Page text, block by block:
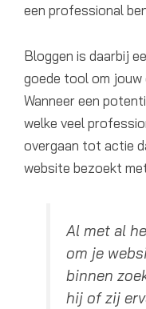
een professional
Bloggen is daarbij
goede tool om jouw
Wanneer een
welke veel
overgaan tot actie
website bezoekt
Al met al
om je
binnen
hij of zij